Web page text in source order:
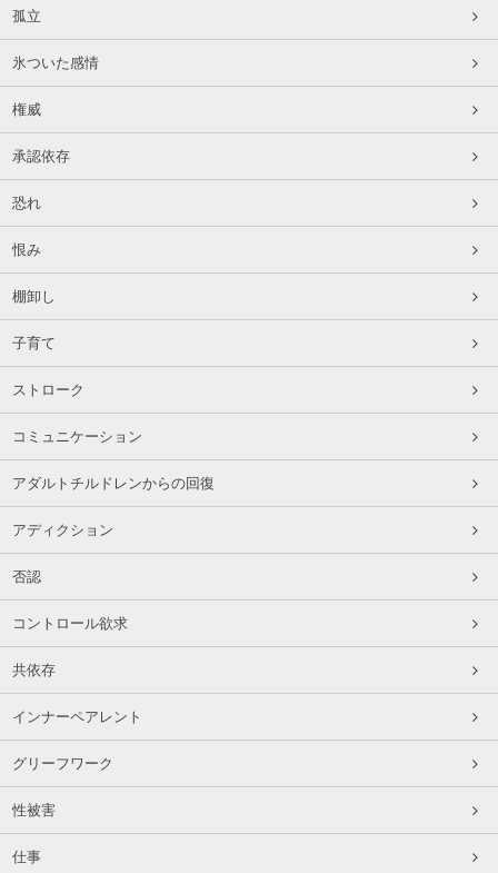
孤立
氷ついた感情
権威
承認依存
恐れ
恨み
棚卸し
子育て
ストローク
コミュニケーション
アダルトチルドレンからの回復
アディクション
否認
コントロール欲求
共依存
インナーペアレント
グリーフワーク
性被害
仕事